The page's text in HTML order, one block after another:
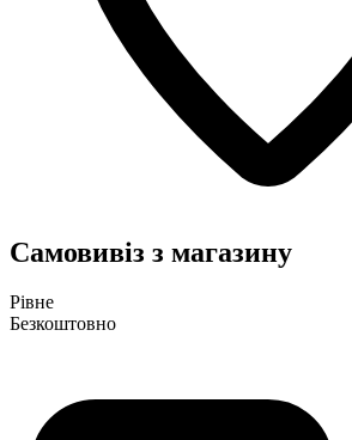
Самовивіз з магазину
Рівне
Безкоштовно